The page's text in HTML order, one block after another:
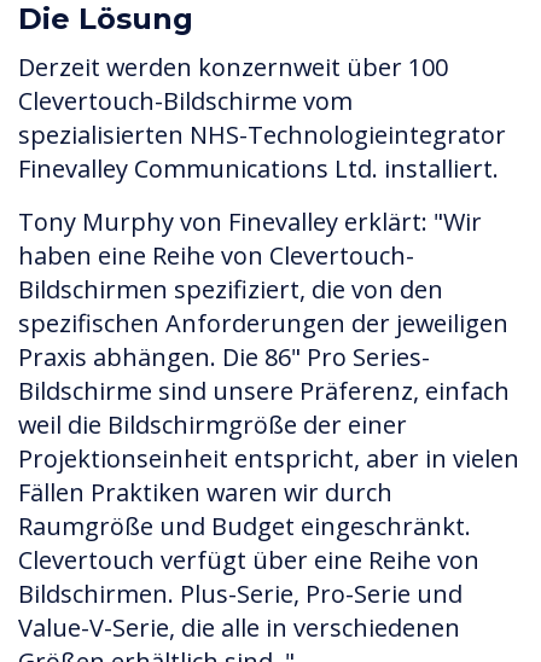
Die Lösung
Derzeit werden konzernweit über 100
Clevertouch-Bildschirme vom
spezialisierten NHS-Technologieintegrator
Finevalley Communications Ltd. installiert.
Tony Murphy von Finevalley erklärt: "Wir
haben eine Reihe von Clevertouch-
Bildschirmen spezifiziert, die von den
spezifischen Anforderungen der jeweiligen
Praxis abhängen. Die 86" Pro Series-
Bildschirme sind unsere Präferenz, einfach
weil die Bildschirmgröße der einer
Projektionseinheit entspricht, aber in vielen
Fällen Praktiken waren wir durch
Raumgröße und Budget eingeschränkt.
Clevertouch verfügt über eine Reihe von
Bildschirmen. Plus-Serie, Pro-Serie und
Value-V-Serie, die alle in verschiedenen